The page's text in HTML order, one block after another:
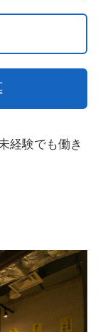
経験でも働き